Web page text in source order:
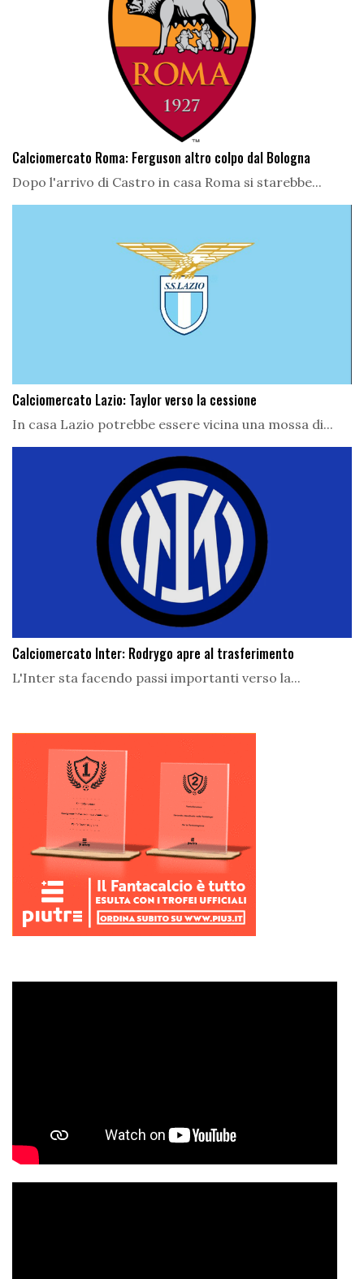
Calciomercato Roma: Ferguson altro colpo dal Bologna
Dopo l'arrivo di Castro in casa Roma si starebbe...
Calciomercato Lazio: Taylor verso la cessione
In casa Lazio potrebbe essere vicina una mossa di...
Calciomercato Inter: Rodrygo apre al trasferimento
L'Inter sta facendo passi importanti verso la...